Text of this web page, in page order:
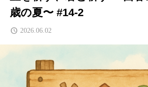
歳の夏〜 #14-2
2026.06.02